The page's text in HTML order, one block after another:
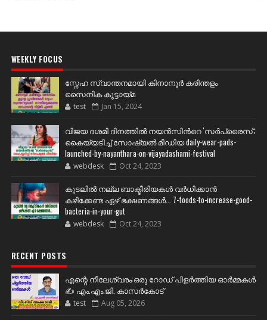
WEEKLY FOCUS
സ്നേഹ സ്വാന്തനമായി കിനാനൂർ കരിന്തളം
സൈനിക കൂട്ടായ്മ
test Jan 15, 2024
വിജയ ദശമി ദിനത്തില്‍ നയന്‍സിന്‍റെ 'സര്‍പ്രൈസ്';
കൈയ്യടിച്ച് സോഷ്യല്‍ മീഡിയ daily-wear-pads-
launched-by-nayanthara-on-vijayadashami-festival
webdesk Oct 24, 2023
കുടലിൽ നല്ല ബാക്ടീരിയകൾ വര്‍ധിക്കാന്‍
കഴിക്കേണ്ട ഏഴ് ഭക്ഷണങ്ങള്‍... 7-foods-to-increase-good-
bacteria-in-your-gut
webdesk Oct 24, 2023
RECENT POSTS
എന്റെ നീലേശ്വരം:ഒരു റോഡ് പിളർത്തിയ ഓർമ്മകൾ
✍️ എം.എം.ജി. കാസർകോട്
test Aug 05, 2026